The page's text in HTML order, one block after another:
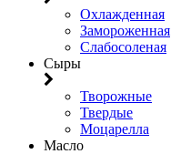
Охлажденная
Замороженная
Слабосоленая
Сыры
Творожные
Твердые
Моцарелла
Масло